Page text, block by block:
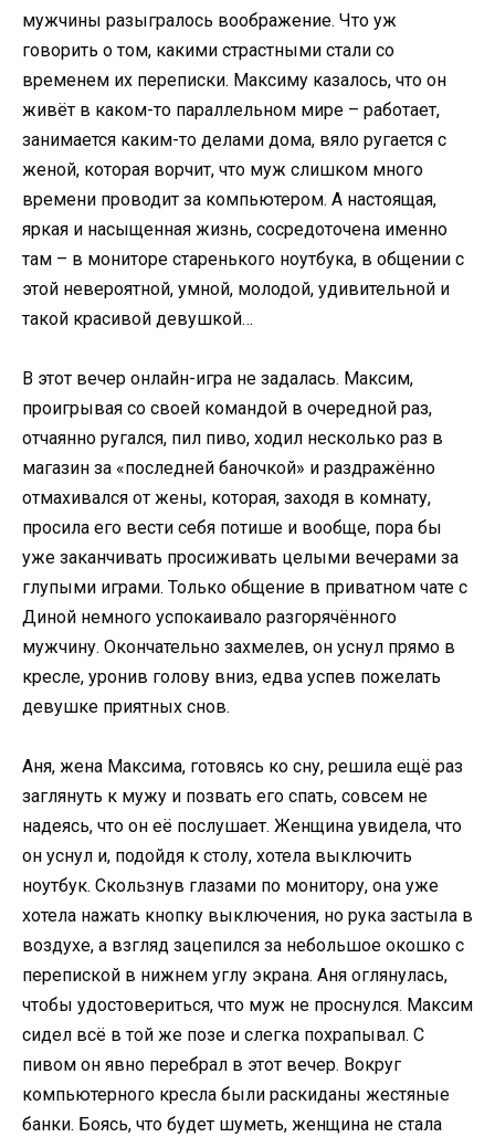
мужчины разыгралось воображение. Что уж
говорить о том, какими страстными стали со
временем их переписки. Максиму казалось, что он
живёт в каком-то параллельном мире – работает,
занимается каким-то делами дома, вяло ругается с
женой, которая ворчит, что муж слишком много
времени проводит за компьютером. А настоящая,
яркая и насыщенная жизнь, сосредоточена именно
там – в мониторе старенького ноутбука, в общении с
этой невероятной, умной, молодой, удивительной и
такой красивой девушкой…
В этот вечер онлайн-игра не задалась. Максим,
проигрывая со своей командой в очередной раз,
отчаянно ругался, пил пиво, ходил несколько раз в
магазин за «последней баночкой» и раздражённо
отмахивался от жены, которая, заходя в комнату,
просила его вести себя потише и вообще, пора бы
уже заканчивать просиживать целыми вечерами за
глупыми играми. Только общение в приватном чате с
Диной немного успокаивало разгорячённого
мужчину. Окончательно захмелев, он уснул прямо в
кресле, уронив голову вниз, едва успев пожелать
девушке приятных снов.
Аня, жена Максима, готовясь ко сну, решила ещё раз
заглянуть к мужу и позвать его спать, совсем не
надеясь, что он её послушает. Женщина увидела, что
он уснул и, подойдя к столу, хотела выключить
ноутбук. Скользнув глазами по монитору, она уже
хотела нажать кнопку выключения, но рука застыла в
воздухе, а взгляд зацепился за небольшое окошко с
перепиской в нижнем углу экрана. Аня оглянулась,
чтобы удостовериться, что муж не проснулся. Максим
сидел всё в той же позе и слегка похрапывал. С
пивом он явно перебрал в этот вечер. Вокруг
компьютерного кресла были раскиданы жестяные
банки. Боясь, что будет шуметь, женщина не стала